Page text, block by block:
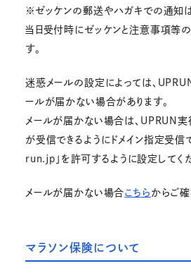
※ゼッケンの郵送やハガキでの通知
当日受付時にゼッケンと注意事項等
す。
迷惑メールの設定によっては、
ールが届かない場合があります。
メールが届かない場合は、UPRUN
が受信できるようにドメイン指定受
run.jp」を許可するように設定してくだ
メールが届かない場合こちら からご確
マラソン保険について